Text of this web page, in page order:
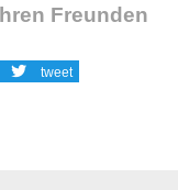
Freunden
tweet